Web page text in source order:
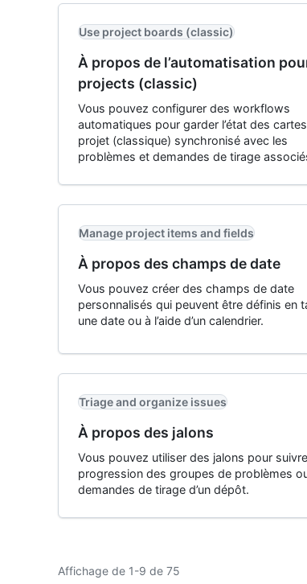
Use project boards (classic)
À propos de l’automatisation
projects (classic)
Vous pouvez configurer des workflows
automatiques pour garder l’état des
projet (classique) synchronisé avec les
problèmes et demandes de tirage
Manage project items and fields
À propos des champs de date
Vous pouvez créer des champs de date
personnalisés qui peuvent être définis en
une date ou à l’aide d’un calendrier.
Triage and organize issues
À propos des jalons
Vous pouvez utiliser des jalons pour
progression des groupes de problèmes
demandes de tirage d’un dépôt.
Affichage de 1-9 de 75